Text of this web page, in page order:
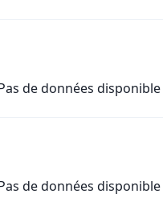
de données disponible
de données disponible